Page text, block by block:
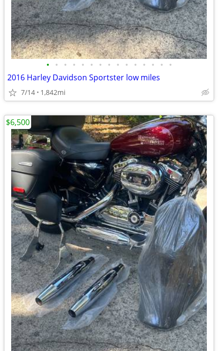
• • • • • • • • • • • • • • •
2016 Harley Davidson Sportster low miles
7/14 1,842mi
$6,500